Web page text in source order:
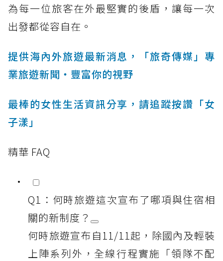
為每一位旅客在外最堅實的後盾，讓每一次
出發都從容自在。
提供海內外旅遊最新消息，「旅奇傳媒」專
業旅遊新聞‧豐富你的視野
最棒的女性生活資訊分享，請追蹤按讚「女
子漾」
精華 FAQ
Q1：何時旅遊這次宣布了哪項與住宿相
關的新制度？
何時旅遊宣布自11/11起，除國內及輕裝
上陣系列外，全線行程實施「領隊不配